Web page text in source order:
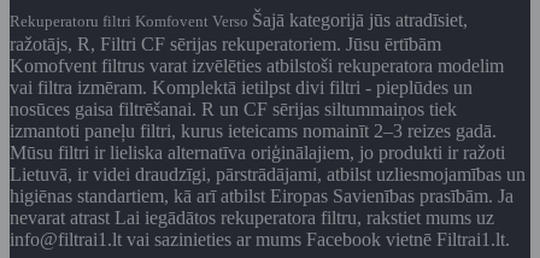
Rekuperatoru filtri Komfovent Verso Šajā kategorijā jūs atradīsiet,
ražotājs, R, Filtri CF sērijas rekuperatoriem. Jūsu ērtībām
Komofvent filtrus varat izvēlēties atbilstoši rekuperatora modelim
vai filtra izmēram. Komplektā ietilpst divi filtri - pieplūdes un
nosūces gaisa filtrēšanai. R un CF sērijas siltummaiņos tiek
izmantoti paneļu filtri, kurus ieteicams nomainīt 2–3 reizes gadā.
Mūsu filtri ir lieliska alternatīva oriģinālajiem, jo produkti ir ražoti
Lietuvā, ir videi draudzīgi, pārstrādājami, atbilst uzliesmojamības un
higiēnas standartiem, kā arī atbilst Eiropas Savienības prasībām. Ja
nevarat atrast Lai iegādātos rekuperatora filtru, rakstiet mums uz
info@filtrai1.lt vai sazinieties ar mums Facebook vietnē Filtrai1.lt.